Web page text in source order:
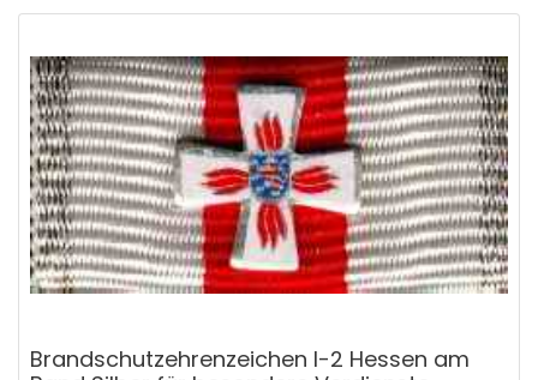
Brandschutzehrenzeichen I-2 Hessen am